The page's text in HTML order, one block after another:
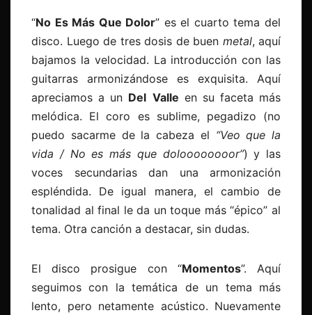
“No Es Más Que Dolor” es el cuarto tema del
disco. Luego de tres dosis de buen metal, aquí
bajamos la velocidad. La introducción con las
guitarras armonizándose es exquisita. Aquí
apreciamos a un Del Valle en su faceta más
melódica. El coro es sublime, pegadizo (no
puedo sacarme de la cabeza el “Veo que la
vida / No es más que doloooooooor”) y las
voces secundarias dan una armonización
espléndida. De igual manera, el cambio de
tonalidad al final le da un toque más “épico” al
tema. Otra canción a destacar, sin dudas.
El disco prosigue con “Momentos”. Aquí
seguimos con la temática de un tema más
lento, pero netamente acústico. Nuevamente